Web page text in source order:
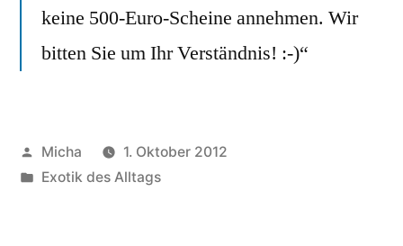
Bio-
keine 500-Euro-Scheine annehmen. Wir
bitten Sie um Ihr Verständnis! :-)“
Veröffentlicht
von
Micha
1. Oktober 2012
Veröffentlicht
Exotik des Alltags